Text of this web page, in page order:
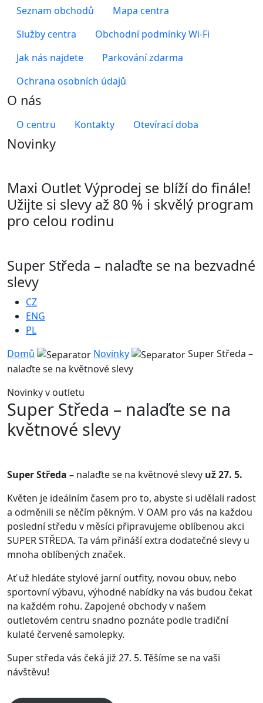
Seznam obchodů
Mapa centra
Služby centra
Obchodní podmínky Wi-Fi
Jak nás najdete
Parkování zdarma
Ochrana osobních údajů
O nás
O centru Kontakty Otevírací doba
Novinky
Maxi Outlet Výprodej se blíží do finále!
Užijte si slevy až 80 % i skvělý program
pro celou rodinu
Super Středa – nalaďte se na bezvadné
slevy
CZ
ENG
PL
Domů
Novinky
Super Středa –
nalaďte se na květnové slevy
Novinky v outletu
Super Středa – nalaďte se na
květnové slevy
Super Středa – nalaďte se na květnové slevy už 27. 5.
Květen je ideálním časem pro to, abyste si udělali radost
a odměnili se něčím pěkným. V OAM pro vás na každou
poslední středu v měsíci připravujeme oblíbenou akci
SUPER STŘEDA. Ta vám přináší extra dodatečné slevy u
mnoha oblíbených značek.
Ať už hledáte stylové jarní outfity, novou obuv, nebo
sportovní výbavu, výhodné nabídky na vás budou čekat
na každém rohu. Zapojené obchody v našem
outletovém centru snadno poznáte podle tradiční
kulaté červené samolepky.
Super středa vás čeká již 27. 5. Těšíme se na vaši
návštěvu!